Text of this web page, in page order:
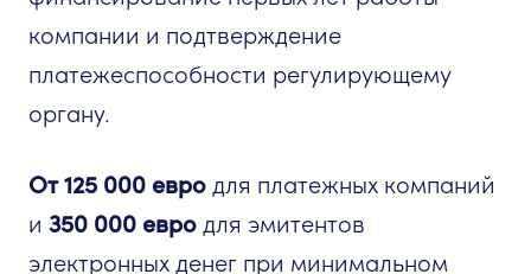
компании и подтверждение
платежеспособности регулирующему
органу.
От 125 000 евродля платежных компаний
и 350 000 евродля эмитентов
электронных денег при минимальном